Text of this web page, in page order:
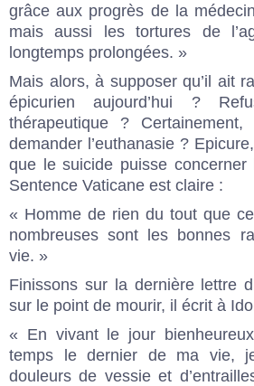
grâce aux progrès de la
mais aussi les tortures de
longtemps prolongées. »
Mais alors, à supposer qu’il ait
épicurien aujourd’hui ?
thérapeutique ?
demander l’euthanasie ?
que le suicide puisse
Sentence Vaticane est claire :
« Homme de rien du tout que
nombreuses sont les bonnes
vie. »
Finissons sur la dernière lettre
sur le point de mourir, il écrit à
« En vivant le jour
temps le dernier de ma vie,
douleurs de vessie et